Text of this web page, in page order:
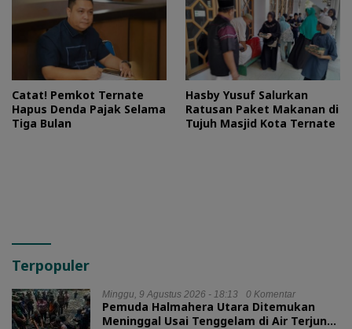
Catat! Pemkot Ternate
Hapus Denda Pajak Selama
Tiga Bulan
Hasby Yusuf Salurkan
Ratusan Paket Makanan di
Tujuh Masjid Kota Ternate
Terpopuler
Minggu, 9 Agustus 2026 - 18:13 0 Komentar
Pemuda Halmahera Utara Ditemukan
Meninggal Usai Tenggelam di Air Terjun